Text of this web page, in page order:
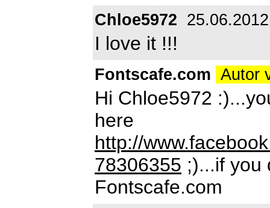
Chloe5972 25.06.2012
I love it !!!
Fontscafe.com Autor
Hi Chloe5972
here
http://
78306355 ;)...if you
Fontscafe.com